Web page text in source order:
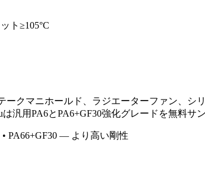
ト≥105°C
ークマニホールド、ラジエーターファン、
汎用PA6とPA6+GF30強化グレードを無料サ
PA66+GF30 — より高い剛性